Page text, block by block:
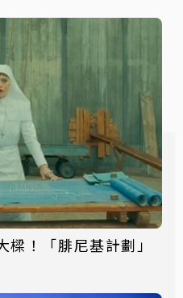
！「腓尼基計劃」